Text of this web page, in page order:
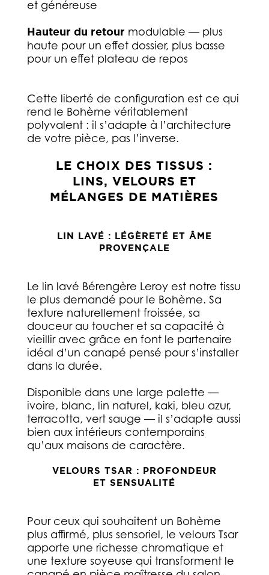
et généreuse
Hauteur du retour modulable — plus
haute pour un effet dossier, plus basse
pour un effet plateau de repos
Cette liberté de configuration est ce qui
rend le Bohème véritablement
polyvalent : il s’adapte à l’architecture
de votre pièce, pas l’inverse.
LE CHOIX DES TISSUS :
LINS, VELOURS ET
MÉLANGES DE MATIÈRES
LIN LAVÉ : LÉGÈRETÉ ET ÂME
PROVENÇALE
Le lin lavé Bérengère Leroy est notre tissu
le plus demandé pour le Bohème. Sa
texture naturellement froissée, sa
douceur au toucher et sa capacité à
vieillir avec grâce en font le partenaire
idéal d’un canapé pensé pour s’installer
dans la durée.
Disponible dans une large palette —
ivoire, blanc, lin naturel, kaki, bleu azur,
terracotta, vert sauge — il s’adapte aussi
bien aux intérieurs contemporains
qu’aux maisons de caractère.
VELOURS TSAR : PROFONDEUR
ET SENSUALITÉ
Pour ceux qui souhaitent un Bohème
plus affirmé, plus sensoriel, le velours Tsar
apporte une richesse chromatique et
une texture soyeuse qui transforment le